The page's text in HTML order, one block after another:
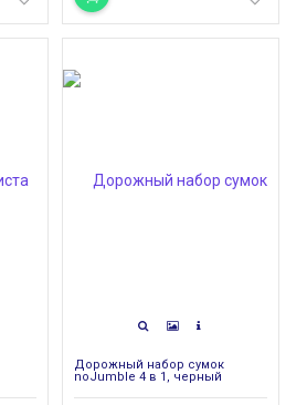
Дорожный набор сумок
noJumble 4 в 1, черный